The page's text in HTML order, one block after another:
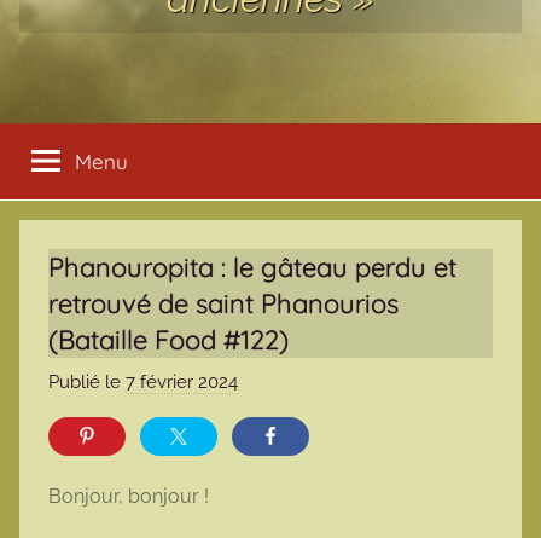
Menu
Phanouropita : le gâteau perdu et
retrouvé de saint Phanourios
(Bataille Food #122)
Publié le 7 février 2024
a
Bonjour, bonjour !